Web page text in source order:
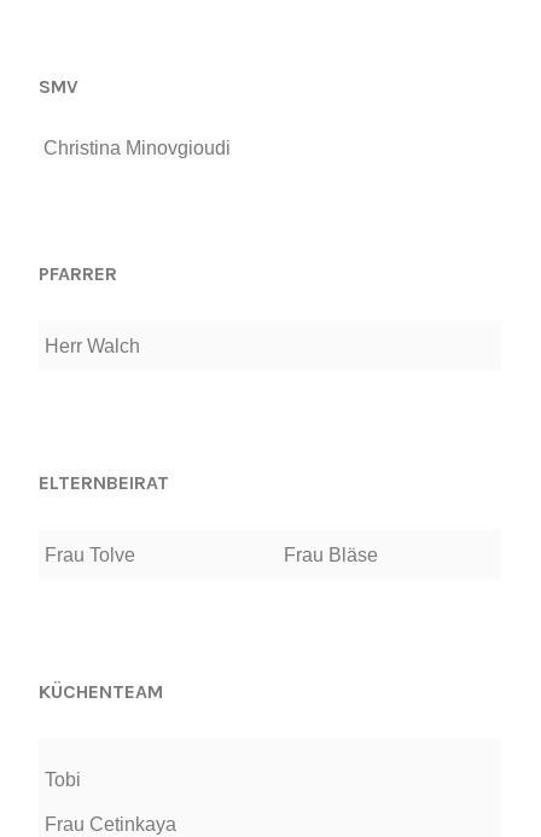
SMV
Christina Minovgioudi
PFARRER
Herr Walch
ELTERNBEIRAT
Frau Tolve Frau Bläse
KÜCHENTEAM
Tobi
Frau Cetinkaya